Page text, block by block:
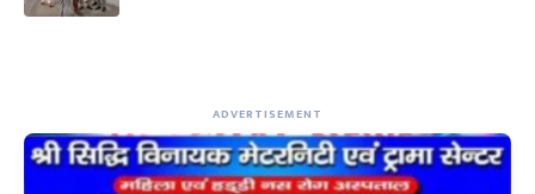
ADVERTISEMENT